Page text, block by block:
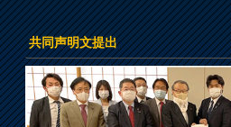
共同声明文提出